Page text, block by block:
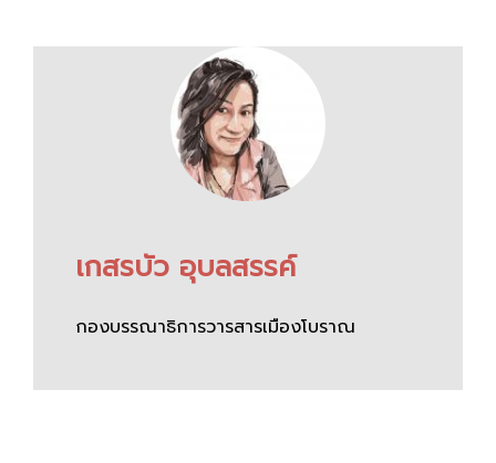
เกสรบัว อุบลสรรค์
กองบรรณาธิการวารสารเมืองโบราณ